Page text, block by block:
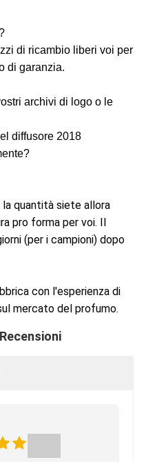
di ricambio liberi voi per
di garanzia.
archivi di logo o le
diffusore 2018
quantità siete allora
pro forma per voi. Il
(per i campioni) dopo
con l'esperienza di
mercato del profumo.